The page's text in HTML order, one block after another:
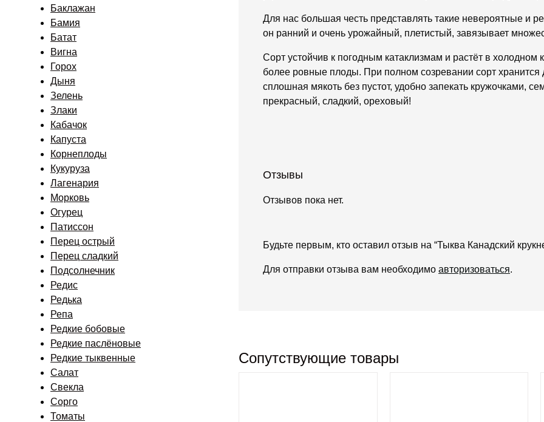
Для нас большая честь представлять такие невероятные и
он ранний и очень урожайный, плетистый, завязывает
Сорт устойчив к погодным катаклизмам и растёт в
более ровные плоды. При полном созревании сорт
сплошная мякоть без пустот, удобно запекать кружочками,
прекрасный, сладкий, ореховый!
Отзывы
Отзывов пока нет.
Будьте первым, кто оставил отзыв на “Тыква Канадский
Для отправки отзыва вам необходимоавторизоваться.
Сопутствующие товары
Баклажан
Бамия
Батат
Вигна
Горох
Дыня
Зелень
Злаки
Кабачок
Капуста
Корнеплоды
Кукуруза
Лагенария
Морковь
Огурец
Патиссон
Перец острый
Перец сладкий
Подсолнечник
Редис
Редька
Репа
Редкие бобовые
Редкие паслёновые
Редкие тыквенные
Салат
Свекла
Сорго
Томаты